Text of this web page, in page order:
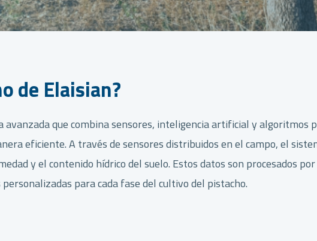
de Elaisian?
avanzada que combina sensores, inteligencia artificial y algoritmos
eficiente. A través de sensores distribuidos en el campo, el
y el contenido hídrico del suelo. Estos datos son procesados
para cada fase del cultivo del pistacho.